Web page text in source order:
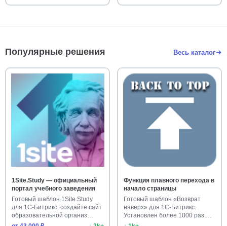
Популярные решения Весь каталог
1Site.Study — официальный
портал учебного заведения
Готовый шаблон 1Site.Study
для 1С-Битрикс: создайте сайт
образовательной организ…
Функция плавного перехода в
начало страницы
Готовый шаблон «Возврат
наверх» для 1С-Битрикс.
Установлен более 1000 раз.
Улучш…